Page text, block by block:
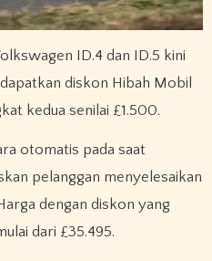
ID.4 dan ID.5 kini
diskon Hibah Mobil
kedua senilai £1.500.
otomatis pada saat
pelanggan menyelesaikan
dengan diskon yang
dari £35.495.